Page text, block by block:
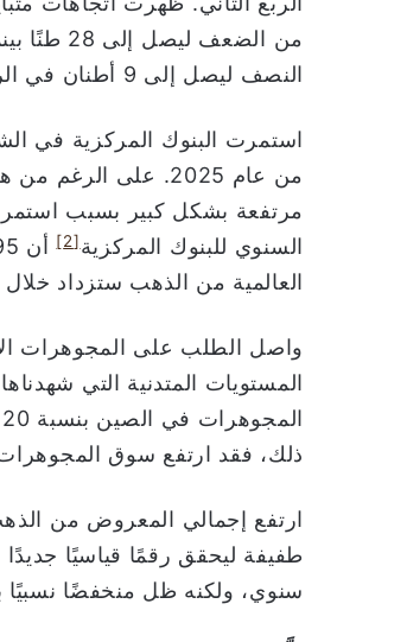
من
النصف ليصل إلى 9 أطنان في الربع الثاني.
من عام 2025. على
مرتفعة بشكل كبير بسبب
السنوي للبنوك المركزية[2]
العالمية من الذهب ستزداد
ذلك، فقد ارتفع سوق المجوهرات العالمي
سنوي، ولكنه ظل منخفضًا نسبيًا